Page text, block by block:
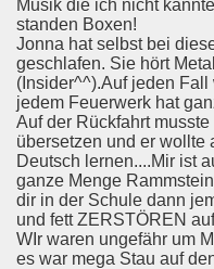
Musik die ich nicht
standen Boxen!
Jonna hat selbst bei
geschlafen. Sie hört
(Insider^^).Auf jeden
jedem Feuerwerk hat
Auf der Rückfahrt
übersetzen und er wollte
Deutsch lernen....Mir ist
ganze Menge
dir in der Schule dann
und fett ZERSTÖREN
WIr waren ungefähr um
es war mega Stau auf